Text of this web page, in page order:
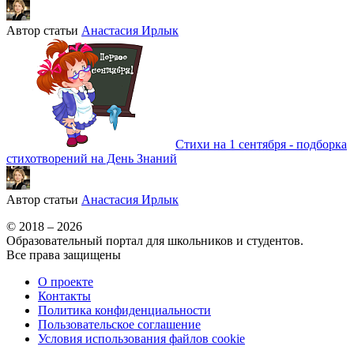
Автор статьи Анастасия Ирлык
Стихи на 1 сентября - подборка
стихотворений на День Знаний
Автор статьи Анастасия Ирлык
© 2018 – 2026
Образовательный портал для школьников и студентов.
Все права защищены
О проекте
Контакты
Политика конфиденциальности
Пользовательское соглашение
Условия использования файлов cookie